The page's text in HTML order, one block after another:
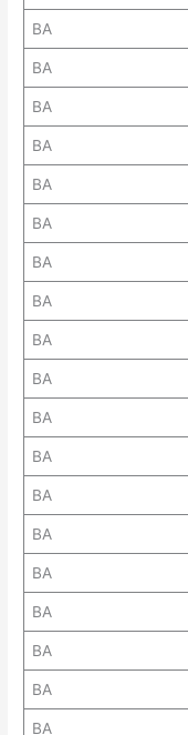
BA
BA
BA
BA
BA
BA
BA
BA
BA
BA
BA
BA
BA
BA
BA
BA
BA
BA
BA